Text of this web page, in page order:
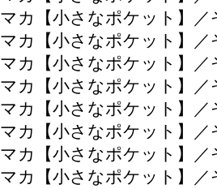
マカ【小さなポケット】／
マカ【小さなポケット】／
マカ【小さなポケット】／
マカ【小さなポケット】／
マカ【小さなポケット】／
マカ【小さなポケット】／
マカ【小さなポケット】／
マカ【小さなポケット】／